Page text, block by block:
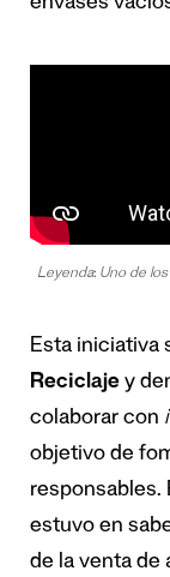
Leyenda: Uno de
Esta iniciativa
Reciclaje y
colaborar con
objetivo de
responsables.
estuvo en
de la venta de